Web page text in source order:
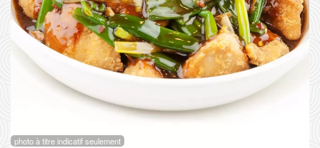
photo à titre indicatif seulement